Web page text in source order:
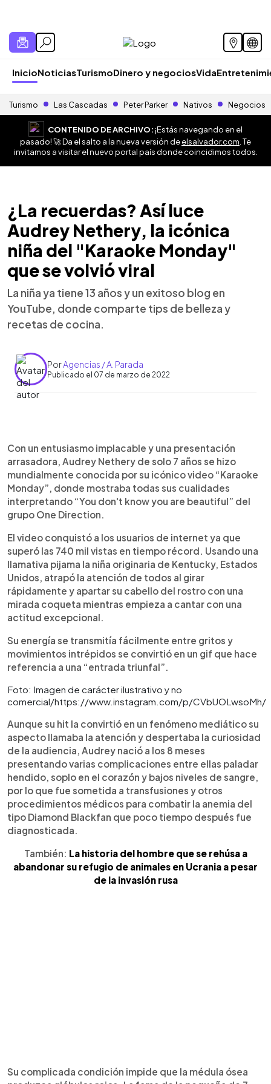
InicioNoticiasTurismoDinero y negociosVida
Turismo Las Cascadas Peter Parker Nativos Negocios
CONTENIDO DE ARCHIVO:¡Estás navegando en el
pasado! 🚀 Da el salto a la nueva versión deelsalvador.com . Te
invitamos a visitar el nuevo portal país donde coincidimos todos.
¿La recuerdas? Así luce
Audrey Nethery, la icónica
niña del "Karaoke Monday"
que se volvió viral
La niña ya tiene 13 años y un exitoso blog en
YouTube, donde comparte tips de belleza y
recetas de cocina.
PorAgencias / A. Parada
Publicado el 07 de marzo de 2022
Escuchar artículo
Con un entusiasmo implacable y una presentación
arrasadora, Audrey Nethery de solo 7 años se hizo
mundialmente conocida por su icónico video “Karaoke
Monday”, donde mostraba todas sus cualidades
interpretando “You don't know you are beautiful” del
grupo One Direction.
El video conquistó a los usuarios de internet ya que
superó las 740 mil vistas en tiempo récord. Usando una
llamativa pijama la niña originaria de Kentucky, Estados
Unidos, atrapó la atención de todos al girar
rápidamente y apartar su cabello del rostro con una
mirada coqueta mientras empieza a cantar con una
actitud excepcional.
Su energía se transmitía fácilmente entre gritos y
movimientos intrépidos se convirtió en un gif que hace
referencia a una “entrada triunfal”.
Foto: Imagen de carácter ilustrativo y no
comercial/https://www.instagram.com/p/CVbUOLwsoMh/
Aunque su hit la convirtió en un fenómeno mediático su
aspecto llamaba la atención y despertaba la curiosidad
de la audiencia, Audrey nació a los 8 meses
presentando varias complicaciones entre ellas paladar
hendido, soplo en el corazón y bajos niveles de sangre,
por lo que fue sometida a transfusiones y otros
procedimientos médicos para combatir la anemia del
tipo Diamond Blackfan que poco tiempo después fue
diagnosticada.
También: La historia del hombre que se rehúsa a
abandonar su refugio de animales en Ucrania a pesar
de la invasión rusa
Su complicada condición impide que la médula ósea